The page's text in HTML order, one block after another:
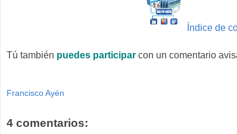
Índice de
Tú también puedes participar con un comentario
Francisco Ayén
4 comentarios: